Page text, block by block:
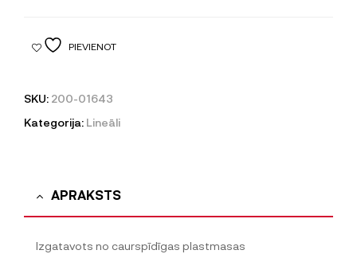
PIEVIENOT
SKU: 200-01643
Kategorija: Lineāli
APRAKSTS
Izgatavots no caurspīdīgas plastmasas